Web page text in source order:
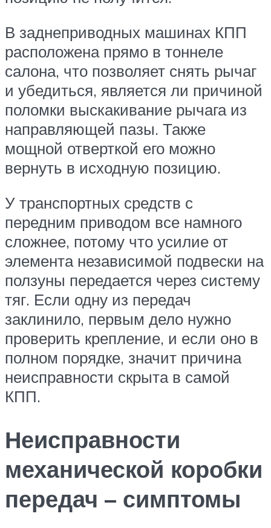
В заднеприводных машинах КПП
расположена прямо в тоннеле
салона, что позволяет снять рычаг
и убедиться, является ли причиной
поломки выскакивание рычага из
направляющей пазы. Также
мощной отверткой его можно
вернуть в исходную позицию.
У транспортных средств с
передним приводом все намного
сложнее, потому что усилие от
элемента независимой подвески на
ползуны передается через систему
тяг. Если одну из передач
заклинило, первым дело нужно
проверить крепление, и если оно в
полном порядке, значит причина
неисправности скрыта в самой
КПП.
Неисправности
механической коробки
передач – симптомы